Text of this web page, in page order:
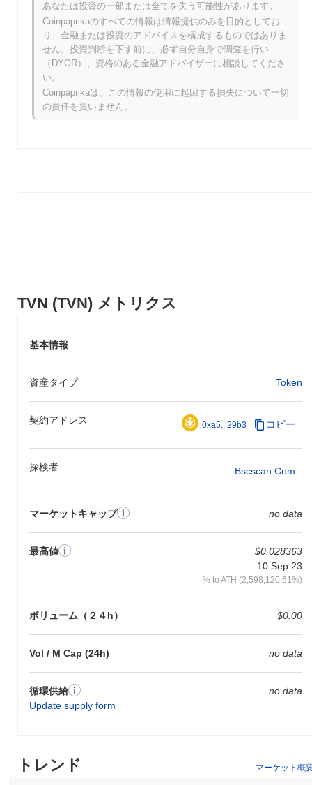
TVN (TVN) メトリクス
基本情報
資産タイプ Token
契約アドレス 0xa5...29b3 コピー
探検者 Bscscan.com
マーケットキャップ no data
最高値
$0.028363
10 Sep 23
% to ATH (2,598,120.61%)
ボリューム（２４h） $0.00
Vol / M Cap (24h) no data
循環供給
Update supply form
no data
TVNは、より広範な暗号市場と比較してどのような
パフォーマンスですか？
過去7日間で、TVNは 0.00%上昇し、0.41%の上昇を記録した全体
の暗号市場を下回っています。これは、より広範な市場のモメン
タムと比較して、TVNの価格アクションにおける一時的な遅れを
示しています。
あなたは投資の一部または全てを失う可能性があります。
Coinpaprikaのすべての情報は情報提供のみを目的としてお
り、金融または投資のアドバイスを構成するものではありま
せん。投資判断を下す前に、必ず自分自身で調査を行い
（DYOR）、資格のある金融アドバイザーに相談してくださ
い。
Coinpaprikaは、この情報の使用に起因する損失について一切
の責任を負いません。
トレンド マーケット概